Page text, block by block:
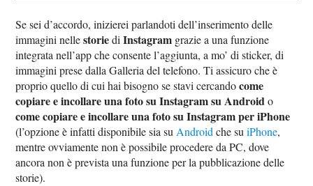
Se sei d’accordo, inizierei parlandoti dell’inserimento delle
immagini nellestoriediInstagram grazie a una funzione
integrata nell’app che consente l’aggiunta, a mo’ di sticker, di
immagini prese dalla Galleria del telefono. Ti assicuro che è
proprio quello di cui hai bisogno se stavi cercandocome
copiare e incollare una foto su Instagram su Androido
come copiare e incollare una foto su Instagram per iPhone
(l’opzione è infatti disponibile sia suAndroidche suiPhone,
mentre ovviamente non è possibile procedere da PC, dove
ancora non è prevista una funzione per la pubblicazione delle
storie).